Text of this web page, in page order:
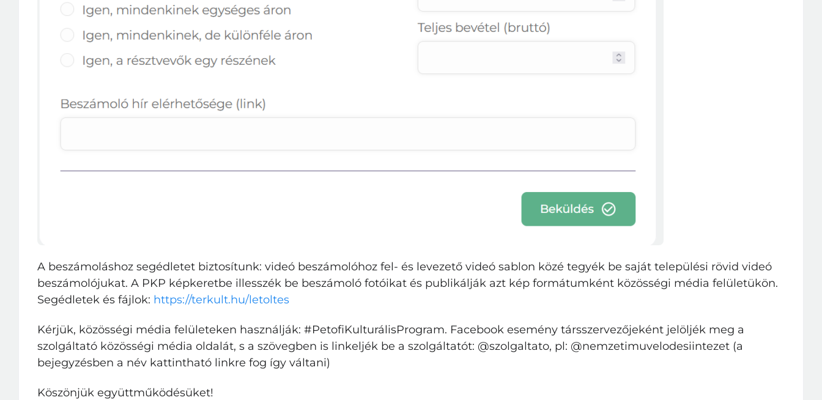
E-mail cím
A beszámoláshoz segédletet biztosítunk: videó beszámolóhoz fel- és levezető videó sablon közé tegyék be saját települési rövid videó
beszámolójukat. A PKP képkeretbe illesszék be beszámoló fotóikat és publikálják azt kép formátumként közösségi média felületükön.
Segédletek és fájlok: https://terkult.hu/letoltes
Kérjük, közösségi média felületeken használják: #PetofiKulturálisProgram. Facebook esemény társszervezőjeként jelöljék meg a
szolgáltató közösségi média oldalát, s a szövegben is linkeljék be a szolgáltatót: @szolgaltato, pl: @nemzetimuvelodesiintezet (a
bejegyzésben a név kattintható linkre fog így váltani)
Köszönjük együttműködésüket!